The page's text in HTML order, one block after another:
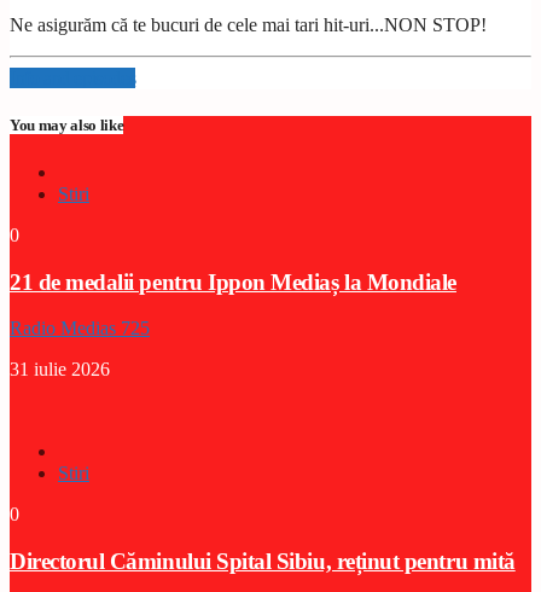
Ne asigurăm că te bucuri de cele mai tari hit-uri...NON STOP!
Info and episodes
You may also like
Stiri
0
21 de medalii pentru Ippon Mediaș la Mondiale
Radio Medias 725
31 iulie 2026
Stiri
0
Directorul Căminului Spital Sibiu, reținut pentru mită